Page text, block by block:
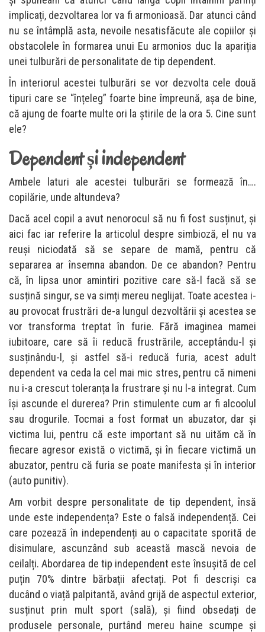
implicați, dezvoltarea lor va fi armonioasă. Dar atunci când
nu se întâmplă asta, nevoile nesatisfăcute ale copiilor și
obstacolele în formarea unui Eu armonios duc la apariția
unei tulburări de personalitate de tip dependent.
În interiorul acestei tulburări se vor dezvolta cele două
tipuri care se “înțeleg” foarte bine împreună, așa de bine,
că ajung de foarte multe ori la știrile de la ora 5. Cine sunt
ele?
Dependent și independent
Ambele laturi ale acestei tulburări se formează în….
copilărie, unde altundeva?
Dacă acel copil a avut nenorocul să nu fi fost susținut, și
aici fac iar referire la articolul despre simbioză, el nu va
reuși niciodată să se separe de mamă, pentru că
separarea ar însemna abandon. De ce abandon? Pentru
că, în lipsa unor amintiri pozitive care să-l facă să se
susțină singur, se va simți mereu neglijat. Toate acestea i-
au provocat frustrări de-a lungul dezvoltării și acestea se
vor transforma treptat în furie. Fără imaginea mamei
iubitoare, care să îi reducă frustrările, acceptându-l și
susținându-l, și astfel să-i reducă furia, acest adult
dependent va ceda la cel mai mic stres, pentru că nimeni
nu i-a crescut toleranța la frustrare și nu l-a integrat. Cum
își ascunde el durerea? Prin stimulente cum ar fi alcoolul
sau drogurile. Tocmai a fost format un abuzator, dar și
victima lui, pentru că este important să nu uităm că în
fiecare agresor există o victimă, și în fiecare victimă un
abuzator, pentru că furia se poate manifesta și în interior
(auto punitiv).
Am vorbit despre personalitate de tip dependent, însă
unde este independența? Este o falsă independență. Cei
care pozează în independenți au o capacitate sporită de
disimulare, ascunzând sub această mască nevoia de
ceilalți. Abordarea de tip independent este însușită de cel
puțin 70% dintre bărbații afectați. Pot fi descriși ca
ducând o viață palpitantă, având grijă de aspectul exterior,
susținut prin mult sport (sală), și fiind obsedați de
produsele personale, purtând mereu haine scumpe și